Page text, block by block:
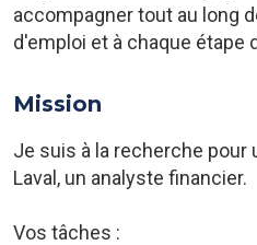
accompagner tout au long
d'emploi et à chaque étape
Mission
Je suis à la recherche pour
Laval, un analyste financier.
Vos tâches :